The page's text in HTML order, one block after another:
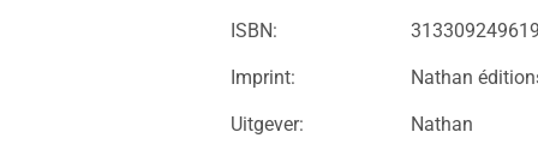
ISBN:
Imprint: Nathan
Uitgever: Nathan